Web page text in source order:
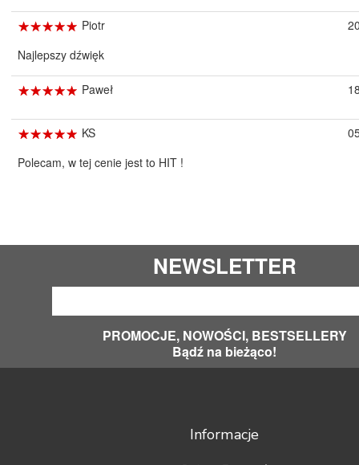
☆☆☆☆☆
★★★★★ Piotr
Najlepszy dźwięk
☆☆☆☆☆
★★★★★ Paweł
☆☆☆☆☆
★★★★★ KS
Polecam, w tej cenie jest to HIT !
NEWSLETTER
PROMOCJE, NOWOŚCI, BESTSELLERY
Bądź na bieżąco!
Informacje